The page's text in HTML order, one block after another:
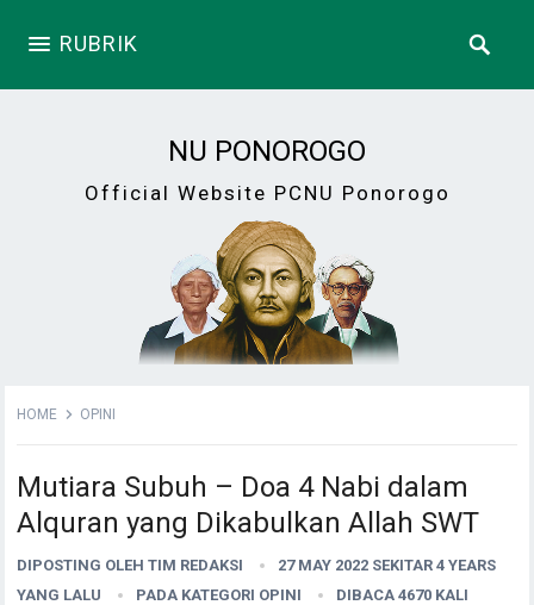
RUBRIK
NU PONOROGO
Official Website PCNU Ponorogo
HOME OPINI
Mutiara Subuh – Doa 4 Nabi dalam
Alquran yang Dikabulkan Allah SWT
DIPOSTING OLEHTIM REDAKSI
27 MAY 2022 SEKITAR 4 YEARS
YANG LALU
PADA KATEGORI OPINI DIBACA 4670 KALI